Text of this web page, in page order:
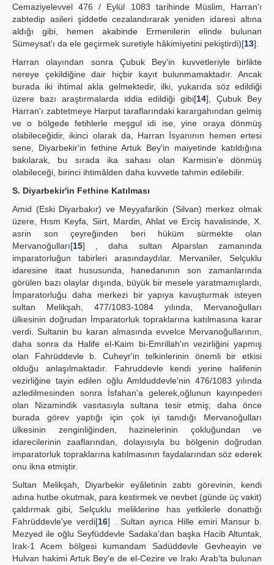
Cemaziyelevvel 476 / Eylül 1083 tarihinde Müslim, Harran'ı
zabtedip asileri şiddetle cezalandırarak yeniden idaresi altına
aldığı gibi, hemen akabinde Ermenilerin elinde bulunan
Sümeysat'ı da ele geçirmek suretiyle hâkimiyetini pekiştirdi)[13].
Harran olayından sonra Çubuk Bey'in kuvvetleriyle birlikte
nereye çekildiğine dair hiçbir kayıt bulunmamaktadır. Ancak
burada iki ihtimal akla gelmektedir, ilki, yukarıda söz edildiği
üzere bazı araştırmalarda iddia edildiği gibi[14], Çubuk Bey
Harran'ı zabtetmeye Harput taraflarındaki karargahından gelmiş
ve o bölgede fetihlerle meşgul idi ise, yine oraya dönmüş
olabileceğidir, ikinci olarak da, Harran İsyanının hemen ertesi
sene, Diyarbekir'in fethine Artuk Bey'in maiyetinde katıldığına
bakılarak, bu sırada ika sahası olan Karmisin'e dönmüş
olabileceği, birinci ihtimâlden daha kuvvetle tahmin edilebilir.
S. Diyarbekir'in Fethine Katılması
Amid (Eski Diyarbakır) ve Meyyafarikin (Silvan) merkez olmak
üzere, Hısm Keyfa, Siirt, Mardin, Ahlat ve Erciş havalisinde, X.
asrin son çeyreğinden beri hüküm sürmekte olan
Mervanoğulları[15] , daha sultan Alparslan zamanında
imparatorluğun tabirleri arasındaydılar. Mervaniler, Selçuklu
idaresine itaat hususunda, hanedanının son zamanlarında
görülen bazı olaylar dışında, büyük bir mesele yaratmamışlardı,
İmparatorluğu daha merkezi bir yapıya kavuşturmak isteyen
sultan Melikşah, 477/1083-1084 yılında, Mervanoğulları
ülkesinin doğrudan İmparatorluk topraklarına katılmasına karar
verdi. Sultanin bu karan almasında evvelce Mervanoğullarının,
daha sonra da Halife el-Kaim bi-Emrillah'ın vezirliğini yapmış
olan Fahrüddevle b. Cuheyr'in telkinlerinin önemli bir etkisi
olduğu anlaşılmaktadır. Fahruddevle kendi yerine halifenin
vezirliğine tayin edilen oğlu Amlduddevle'nin 476/1083 yılında
azledilmesinden sonra İsfahan'a gelerek,oğlunun kayınpederi
olan Nizamindik vasıtasıyla sultana tesir etmiş; daha önce
burada görev yaptığı için çok iyi tanıdığı Mervanoğulları
ülkesinin zenginliğinden, hazinelerinin çokluğundan ve
idarecilerinin zaaflarından, dolayısıyla bu bölgenin doğrudan
imparatorluk topraklarına katılmasının faydalarından söz ederek
onu ikna etmiştir.
Sultan Melikşah, Diyarbekir eyâletinin zabtı görevinin, kendi
adına hutbe okutmak, para kestirmek ve nevbet (günde üç vakit)
çaldırmak gibi, Selçuklu meliklerine has yetkilerle donattığı
Fahrüddevle'ye verdi[16] . Sultan ayrıca Hille emiri Mansur b.
Mezyed ile oğlu Seyfüddevle Sadaka'dan başka Hacib Altuntak,
Irak-1 Acem bölgesi kumandam Sadüddevle Gevheayin ve
Hulvan hakimi Artuk Bey'e de el-Cezire ve Irakı Arab'ta bulunan